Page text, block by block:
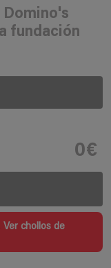
Domino's
fundación
0€
Ver chollos de